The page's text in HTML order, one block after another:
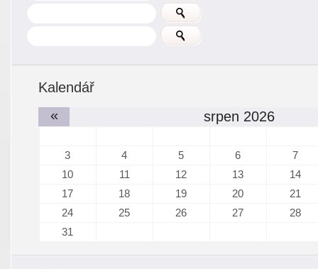
Kalendář
«
srpen 2026
3 4 5 6
7
10
11 12 13
14
17
18 19 20
21
24
25 26 27
28
31